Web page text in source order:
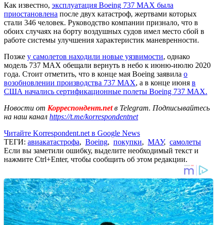
Как известно, эксплуатация Boeing 737 MAX была
приостановлена после двух катастроф, жертвами которых
стали 346 человек. Руководство компании признало, что в
обоих случаях на борту воздушных судов имел место сбой в
работе системы улучшения характеристик маневренности.
Позже у самолетов находили новые уязвимости, однако
модель 737 MAX обещали вернуть в небо к июню-июлю 2020
года. Стоит отметить, что в конце мая Boeing заявила о
возобновлении производства 737 MAX, а в конце июня в
США начались сертификационные полеты Boeing 737 MAX.
Новости от Корреспондент.netв Telegram. Подписывайтесь
на наш канал https://t.me/korrespondentnet
Читайте Korrespondent.net в Google News
ТЕГИ: авиакатастрофа, Boeing, покупки, МАУ, самолеты
Если вы заметили ошибку, выделите необходимый текст и
нажмите Ctrl+Enter, чтобы сообщить об этом редакции.